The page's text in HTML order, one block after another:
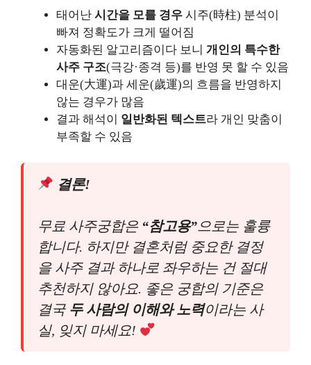
태어난 시간을 모를 경우 시주(時柱) 분석이
빠져 정확도가 크게 떨어짐
자동화된 알고리즘이다 보니 개인의 특수한
사주 구조(극강·종격 등)를 반영 못 할 수 있음
대운(大運)과 세운(歲運)의 흐름을 반영하지
않는 경우가 많음
결과 해석이 일반화된 텍스트라 개인 맞춤이
부족할 수 있음
결론!
무료 사주궁합은 “참고용” 으로는 훌륭
합니다. 하지만 결혼처럼 중요한 결정
을 사주 결과 하나로 좌우하는 건 절대
추천하지 않아요. 좋은 궁합의 기준은
결국 두 사람의 이해와 노력이라는 사
실, 잊지 마세요!